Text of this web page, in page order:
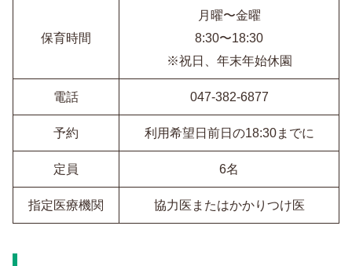
保育時間
月曜〜金曜
8:30〜18:30
※祝日、年末年始休園
電話 047-382-6877
予約 利用希望日前日の18:30までに
定員 6名
指定医療機関 協力医またはかかりつけ医